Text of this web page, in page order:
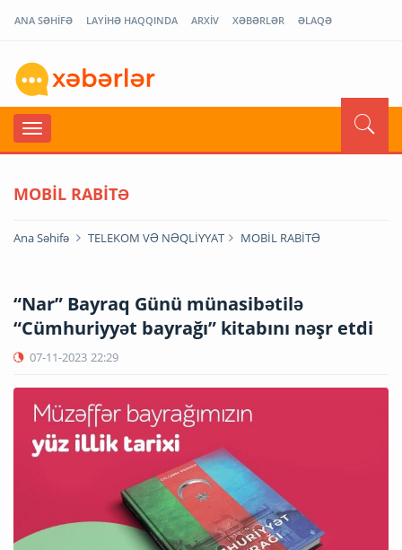
ANA SƏHİFƏ LAYİHƏ HAQQINDA ARXİV XƏBƏRLƏR ƏLAQƏ
MOBİL RABİTƏ
Ana Səhifə TELEKOM VƏ NƏQLİYYAT MOBİL RABİTƏ
“Nar” Bayraq Günü münasibətilə
“Cümhuriyyət bayrağı” kitabını nəşr etdi
07-11-2023 22:29